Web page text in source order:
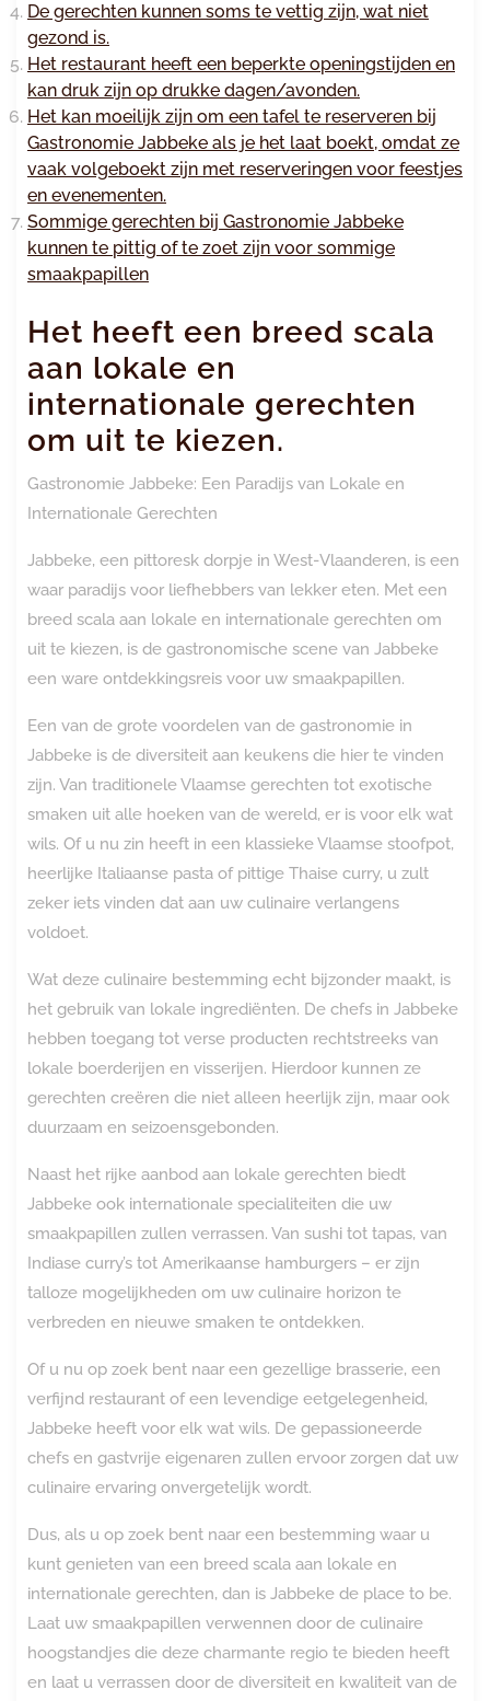
De gerechten kunnen soms te vettig zijn, wat niet
gezond is.
Het restaurant heeft een beperkte openingstijden en
kan druk zijn op drukke dagen/avonden.
Het kan moeilijk zijn om een tafel te reserveren bij
Gastronomie Jabbeke als je het laat boekt, omdat ze
vaak volgeboekt zijn met reserveringen voor feestjes
en evenementen.
Sommige gerechten bij Gastronomie Jabbeke
kunnen te pittig of te zoet zijn voor sommige
smaakpapillen
Het heeft een breed scala
aan lokale en
internationale gerechten
om uit te kiezen.
Gastronomie Jabbeke: Een Paradijs van Lokale en
Internationale Gerechten
Jabbeke, een pittoresk dorpje in West-Vlaanderen, is een
waar paradijs voor liefhebbers van lekker eten. Met een
breed scala aan lokale en internationale gerechten om
uit te kiezen, is de gastronomische scene van Jabbeke
een ware ontdekkingsreis voor uw smaakpapillen.
Een van de grote voordelen van de gastronomie in
Jabbeke is de diversiteit aan keukens die hier te vinden
zijn. Van traditionele Vlaamse gerechten tot exotische
smaken uit alle hoeken van de wereld, er is voor elk wat
wils. Of u nu zin heeft in een klassieke Vlaamse stoofpot,
heerlijke Italiaanse pasta of pittige Thaise curry, u zult
zeker iets vinden dat aan uw culinaire verlangens
voldoet.
Wat deze culinaire bestemming echt bijzonder maakt, is
het gebruik van lokale ingrediënten. De chefs in Jabbeke
hebben toegang tot verse producten rechtstreeks van
lokale boerderijen en visserijen. Hierdoor kunnen ze
gerechten creëren die niet alleen heerlijk zijn, maar ook
duurzaam en seizoensgebonden.
Naast het rijke aanbod aan lokale gerechten biedt
Jabbeke ook internationale specialiteiten die uw
smaakpapillen zullen verrassen. Van sushi tot tapas, van
Indiase curry’s tot Amerikaanse hamburgers – er zijn
talloze mogelijkheden om uw culinaire horizon te
verbreden en nieuwe smaken te ontdekken.
Of u nu op zoek bent naar een gezellige brasserie, een
verfijnd restaurant of een levendige eetgelegenheid,
Jabbeke heeft voor elk wat wils. De gepassioneerde
chefs en gastvrije eigenaren zullen ervoor zorgen dat uw
culinaire ervaring onvergetelijk wordt.
Dus, als u op zoek bent naar een bestemming waar u
kunt genieten van een breed scala aan lokale en
internationale gerechten, dan is Jabbeke de place to be.
Laat uw smaakpapillen verwennen door de culinaire
hoogstandjes die deze charmante regio te bieden heeft
en laat u verrassen door de diversiteit en kwaliteit van de